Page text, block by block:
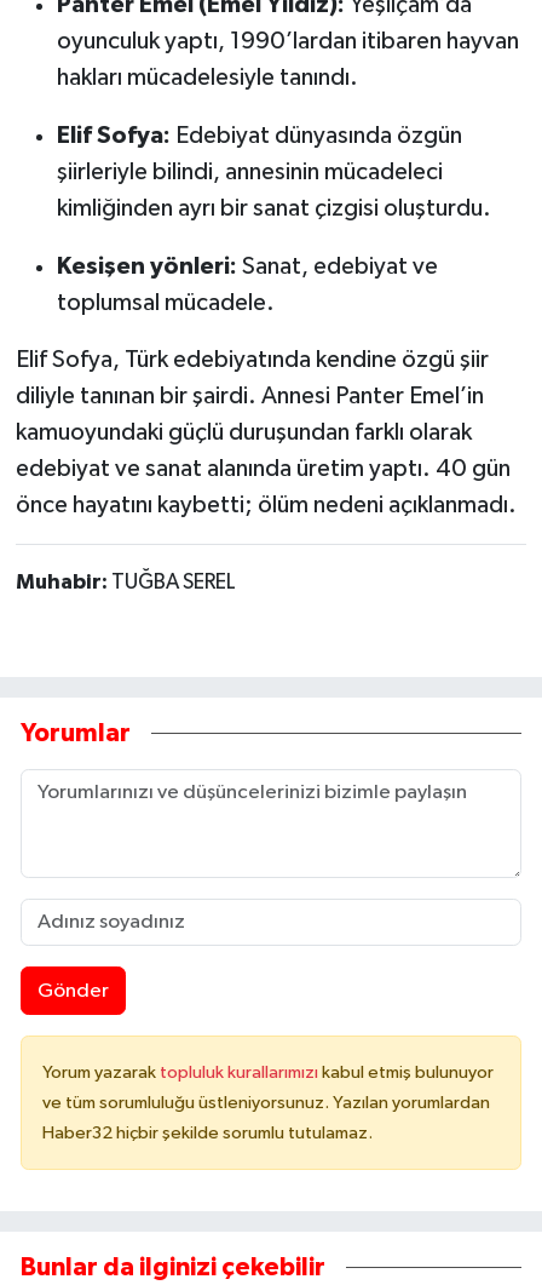
Panter Emel (Emel Yıldız): Yeşilçam’da
oyunculuk yaptı, 1990’lardan itibaren hayvan
hakları mücadelesiyle tanındı.
Elif Sofya: Edebiyat dünyasında özgün
şiirleriyle bilindi, annesinin mücadeleci
kimliğinden ayrı bir sanat çizgisi oluşturdu.
Kesişen yönleri: Sanat, edebiyat ve
toplumsal mücadele.
Elif Sofya, Türk edebiyatında kendine özgü şiir
diliyle tanınan bir şairdi. Annesi Panter Emel’in
kamuoyundaki güçlü duruşundan farklı olarak
edebiyat ve sanat alanında üretim yaptı. 40 gün
önce hayatını kaybetti; ölüm nedeni açıklanmadı.
Muhabir: TUĞBA SEREL
Yorumlar
Gönder
Yorum yazarak topluluk kurallarımızı kabul etmiş bulunuyor
ve tüm sorumluluğu üstleniyorsunuz. Yazılan yorumlardan
Haber32 hiçbir şekilde sorumlu tutulamaz.
Bunlar da ilginizi çekebilir